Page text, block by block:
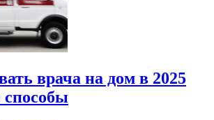
врача на дом в 2025
способы